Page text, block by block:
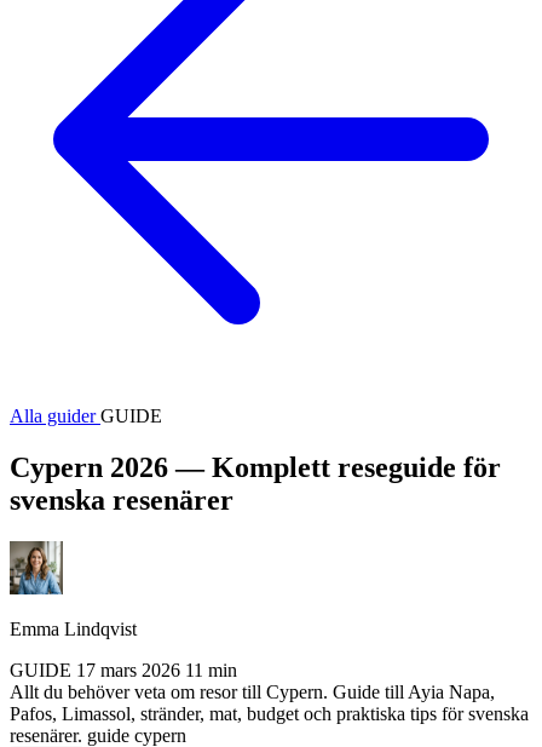
Alla guiderGUIDE
Cypern 2026 — Komplett reseguide för
svenska resenärer
Emma Lindqvist
GUIDE 17 mars 2026 11 min
Allt du behöver veta om resor till Cypern. Guide till Ayia Napa,
Pafos, Limassol, stränder, mat, budget och praktiska tips för svenska
resenärer. guide cypern